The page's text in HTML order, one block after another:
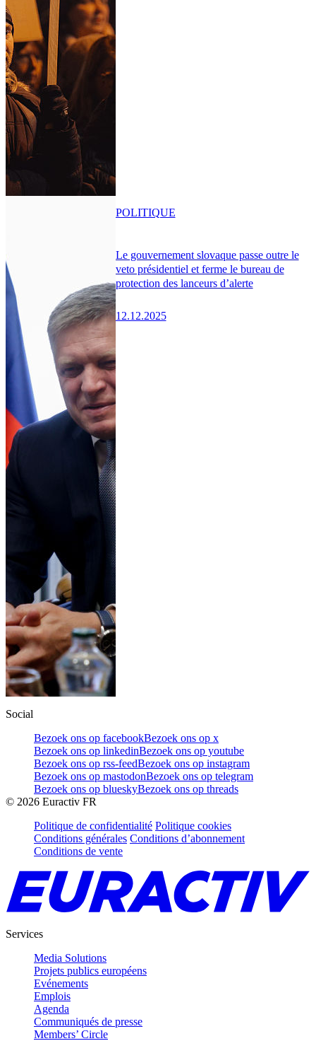
Le gouvernement slovaque passe outre le
veto présidentiel et ferme le bureau de
protection des lanceurs d’alerte
12.12.2025
POLITIQUE
Social
Bezoek ons op facebookBezoek ons op x
Bezoek ons op linkedinBezoek ons op youtube
Bezoek ons op rss-feedBezoek ons op instagram
Bezoek ons op mastodonBezoek ons op telegram
Bezoek ons op blueskyBezoek ons op threads
© 2026 Euractiv FR
Politique de confidentialité Politique cookies
Conditions générales Conditions d’abonnement
Conditions de vente
Services
Media Solutions
Projets publics européens
Evénements
Emplois
Agenda
Communiqués de presse
Members’ Circle